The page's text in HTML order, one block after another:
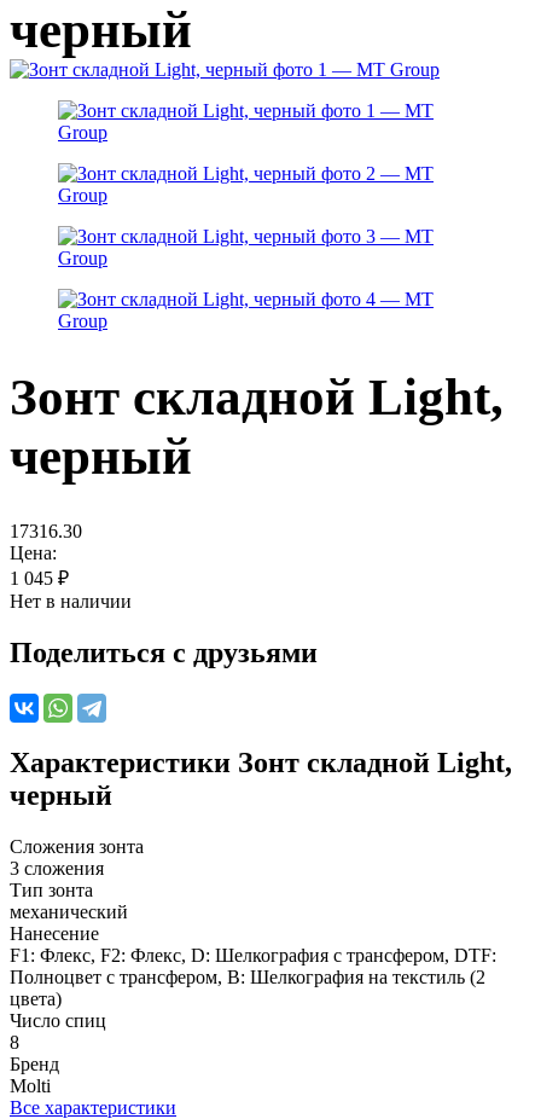
черный
Зонт складной Light,
черный
17316.30
Цена:
1 045 ₽
Нет в наличии
Поделиться с друзьями
Характеристики Зонт складной Light,
черный
Сложения зонта
3 сложения
Тип зонта
механический
Нанесение
F1: Флекс, F2: Флекс, D: Шелкография с трансфером, DTF:
Полноцвет с трансфером, B: Шелкография на текстиль (2
цвета)
Число спиц
8
Бренд
Molti
Все характеристики